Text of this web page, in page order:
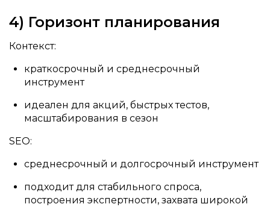
4) Горизонт планирования
Контекст:
краткосрочный и среднесрочный
инструмент
идеален для акций, быстрых тестов,
масштабирования в сезон
SEO:
среднесрочный и долгосрочный инструмент
подходит для стабильного спроса,
построения экспертности, захвата широкой